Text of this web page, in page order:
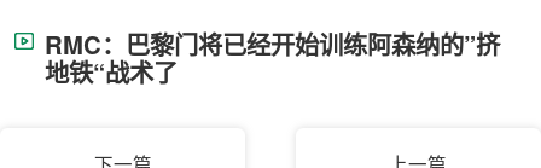
RMC：巴黎门将已经开始训练阿森纳的”挤
地铁“战术了